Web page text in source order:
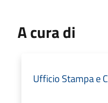
A cura di
Ufficio Stampa e